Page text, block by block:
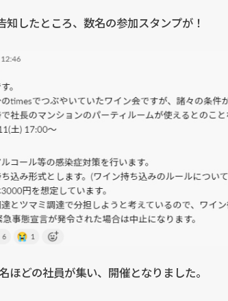
知したところ、数名の参加スタンプが！
ほどの社員が集い、開催となりました。